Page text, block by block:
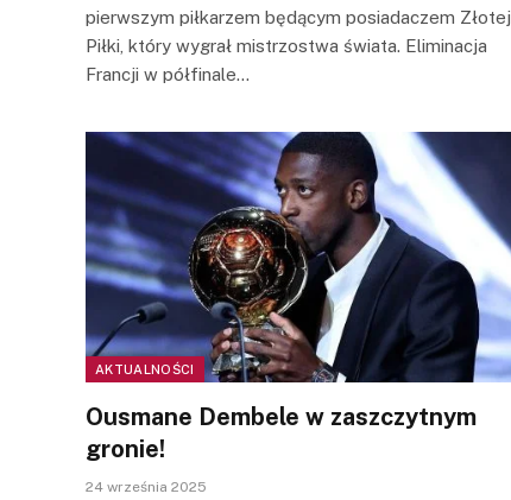
pierwszym piłkarzem będącym posiadaczem Złotej
Piłki, który wygrał mistrzostwa świata. Eliminacja
Francji w półfinale…
AKTUALNOŚCI
Ousmane Dembele w zaszczytnym
gronie!
24 września 2025